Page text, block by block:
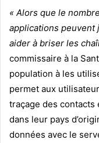
« Alors que le
applications
aider à briser les
commissaire à la
population à les
permet aux
traçage des
dans leur pays
données avec le